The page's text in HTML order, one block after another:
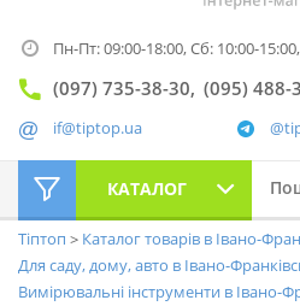
Пн-Пт: 09:00-18:00,Сб: 10:00-15:00,
(097) 735-38-30 (095) 488-
if@tiptop.ua
КАТАЛОГ
Тіптоп
Каталог товарів в Івано-
Для саду, дому, авто в Івано-
Вимірювальні інструменти в Івано-